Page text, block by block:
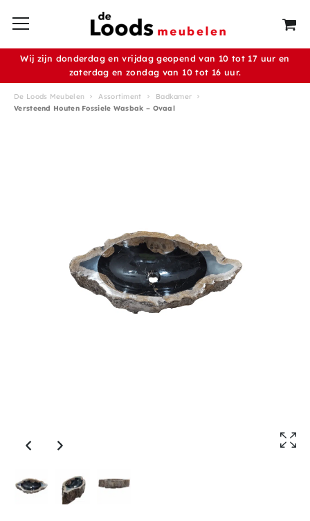
Wij zijn donderdag en vrijdag geopend van 10 tot 17 uur en
zaterdag en zondag van 10 tot 16 uur.
De Loods Meubelen Assortiment
Badkamer
Versteend Houten Fossiele Wasbak – Ovaal